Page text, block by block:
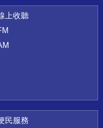
上收聽
民服務